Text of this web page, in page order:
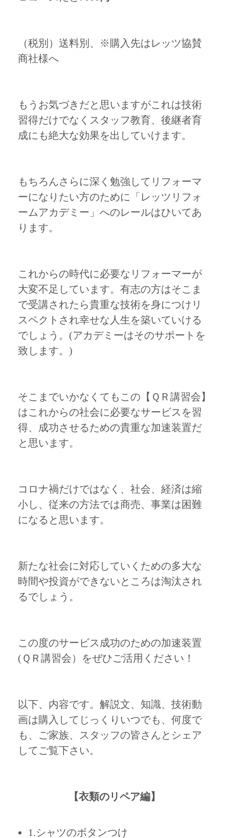
（税別）送料別、※購入先はレッツ協賛
商社様へ
もうお気づきだと思いますがこれは技術
習得だけでなくスタッフ教育、後継者育
成にも絶大な効果を出していけます。
もちろんさらに深く勉強してリフォーマ
ーになりたい方のために「レッツリフォ
ームアカデミー」へのレールはひいてあ
ります。
これからの時代に必要なリフォーマーが
大変不足しています。有志の方はそこま
で受講されたら貴重な技術を身につけリ
スペクトされ幸せな人生を築いていける
でしょう。(アカデミーはそのサポートを
致します。)
そこまでいかなくてもこの【ＱＲ講習会】
はこれからの社会に必要なサービスを習
得、成功させるための貴重な加速装置だ
と思います。
コロナ禍だけではなく、社会、経済は縮
小し、従来の方法では商売、事業は困難
になると思います。
新たな社会に対応していくための多大な
時間や投資ができないところは淘汰され
るでしょう。
この度のサービス成功のための加速装置
(ＱＲ講習会）をぜひご活用ください！
以下、内容です。解説文、知識、技術動
画は購入してじっくりいつでも、何度で
も、ご家族、スタッフの皆さんとシェア
してご覧下さい。
【衣類のリペア編】
1.シャツのボタンつけ